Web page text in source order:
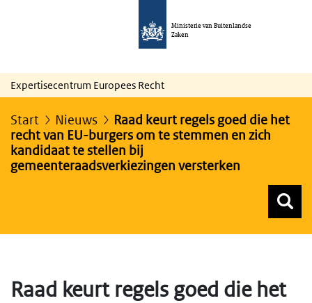
Ministerie van Buitenlandse
Zaken
Expertisecentrum Europees Recht
Start Nieuws
Raad keurt regels goed die het
recht van EU-burgers om te stemmen en zich
kandidaat te stellen bij
gemeenteraadsverkiezingen versterken
Raad keurt regels goed die het